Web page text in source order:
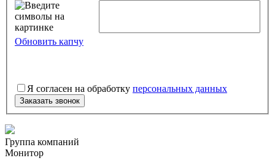
Обновить капчу
Я согласен на обработку персональных данных
Заказать звонок
Группа компаний
Монитор